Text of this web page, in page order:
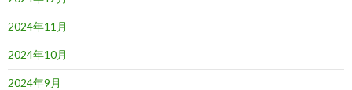
2024年11月
2024年10月
2024年9月